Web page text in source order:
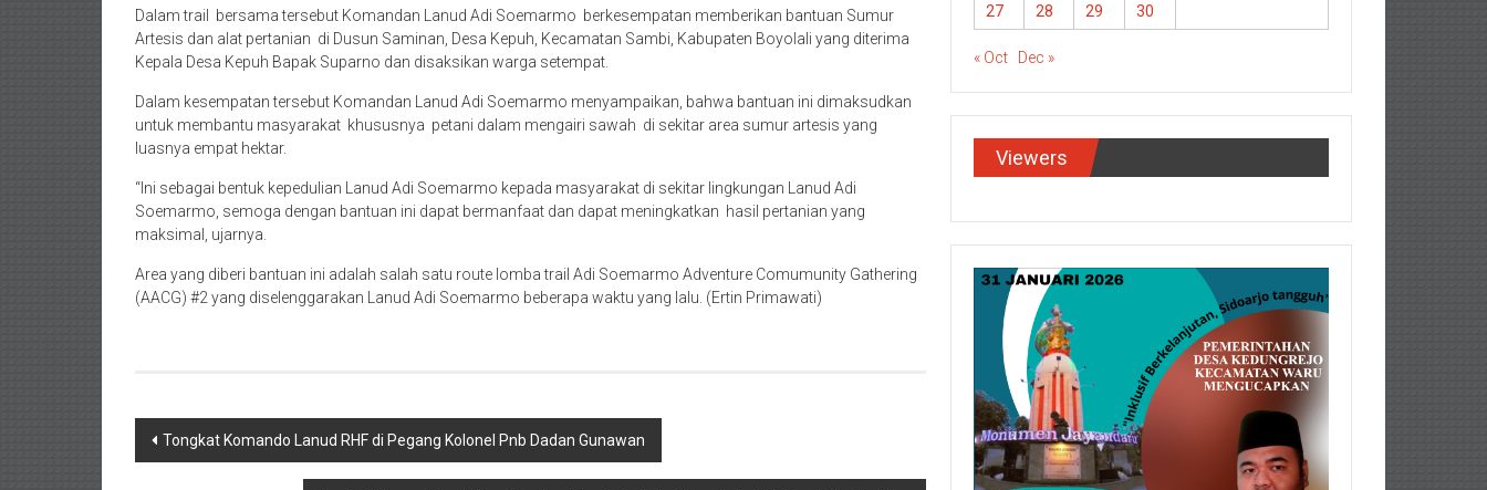
Dalam trail bersama tersebut Komandan Lanud Adi Soemarmo berkesempatan memberikan bantuan Sumur
Artesis dan alat pertanian di Dusun Saminan, Desa Kepuh, Kecamatan Sambi, Kabupaten Boyolali yang diterima
Kepala Desa Kepuh Bapak Suparno dan disaksikan warga setempat.
Dalam kesempatan tersebut Komandan Lanud Adi Soemarmo menyampaikan, bahwa bantuan ini dimaksudkan
untuk membantu masyarakat khususnya petani dalam mengairi sawah di sekitar area sumur artesis yang
luasnya empat hektar.
“Ini sebagai bentuk kepedulian Lanud Adi Soemarmo kepada masyarakat di sekitar lingkungan Lanud Adi
Soemarmo, semoga dengan bantuan ini dapat bermanfaat dan dapat meningkatkan hasil pertanian yang
maksimal, ujarnya.
Area yang diberi bantuan ini adalah salah satu route lomba trail Adi Soemarmo Adventure Comumunity Gathering
(AACG) #2 yang diselenggarakan Lanud Adi Soemarmo beberapa waktu yang lalu. (Ertin Primawati)
Post
Tongkat Komando Lanud RHF di Pegang Kolonel Pnb Dadan Gunawan
27
28 29 30
« Oct Dec »
Viewers